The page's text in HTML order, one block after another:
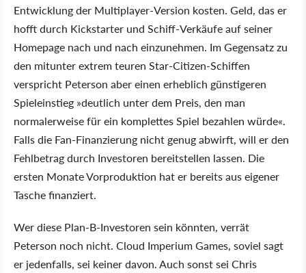
Entwicklung der Multiplayer-Version kosten. Geld, das er
hofft durch Kickstarter und Schiff-Verkäufe auf seiner
Homepage nach und nach einzunehmen. Im Gegensatz zu
den mitunter extrem teuren Star-Citizen-Schiffen
verspricht Peterson aber einen erheblich günstigeren
Spieleinstieg »deutlich unter dem Preis, den man
normalerweise für ein komplettes Spiel bezahlen würde«.
Falls die Fan-Finanzierung nicht genug abwirft, will er den
Fehlbetrag durch Investoren bereitstellen lassen. Die
ersten Monate Vorproduktion hat er bereits aus eigener
Tasche finanziert.
Wer diese Plan-B-Investoren sein könnten, verrät
Peterson noch nicht. Cloud Imperium Games, soviel sagt
er jedenfalls, sei keiner davon. Auch sonst sei Chris